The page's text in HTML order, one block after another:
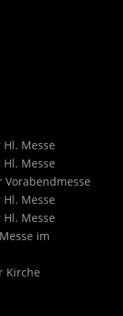
Messe
Messe
Vorabendmesse
Messe
Messe
im
Kirche